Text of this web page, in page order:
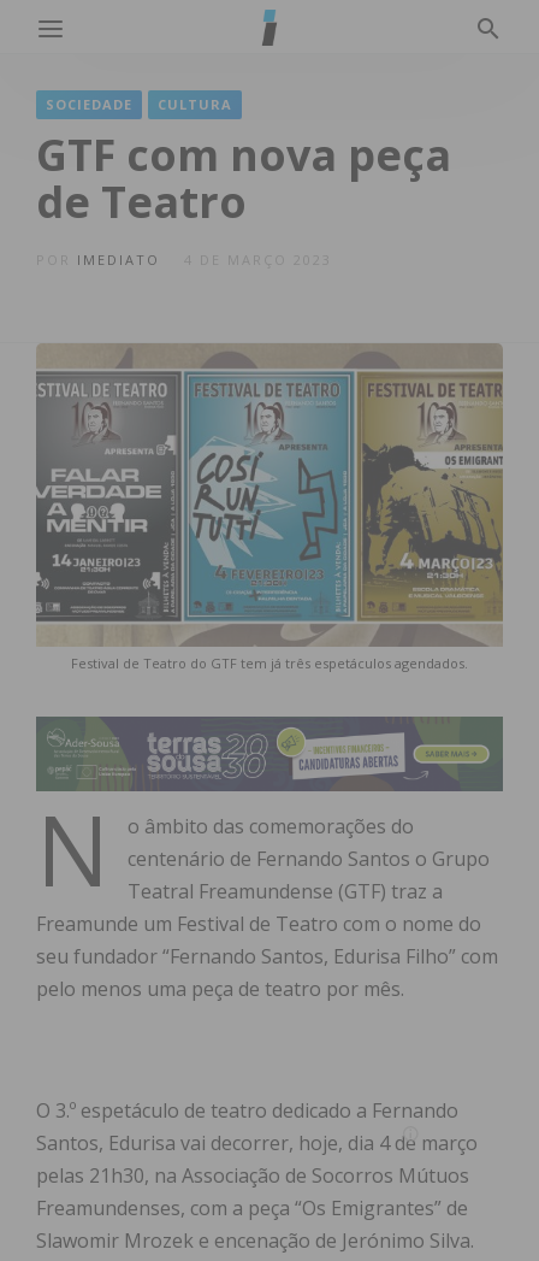
SOCIEDADE CULTURA
GTF com nova peça
de Teatro
IMEDIATO 4 DE MARÇO 2023
Festival de Teatro do GTF tem já três espetáculos agendados.
N
o âmbito das comemorações do
centenário de Fernando Santos o Grupo
Teatral Freamundense (GTF) traz a
Freamunde um Festival de Teatro com o nome do
seu fundador “Fernando Santos, Edurisa Filho” com
pelo menos uma peça de teatro por mês.
O 3.º espetáculo de teatro dedicado a Fernando
Santos, Edurisa vai decorrer, hoje, dia 4 de março
pelas 21h30, na Associação de Socorros Mútuos
Freamundenses, com a peça “Os Emigrantes” de
Slawomir Mrozek e encenação de Jerónimo Silva.